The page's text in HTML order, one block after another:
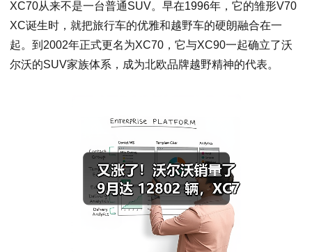
XC70从来不是一台普通SUV。早在1996年，它的雏形V70
XC诞生时，就把旅行车的优雅和越野车的硬朗融合在一
起。到2002年正式更名为XC70，它与XC90一起确立了沃
尔沃的SUV家族体系，成为北欧品牌越野精神的代表。